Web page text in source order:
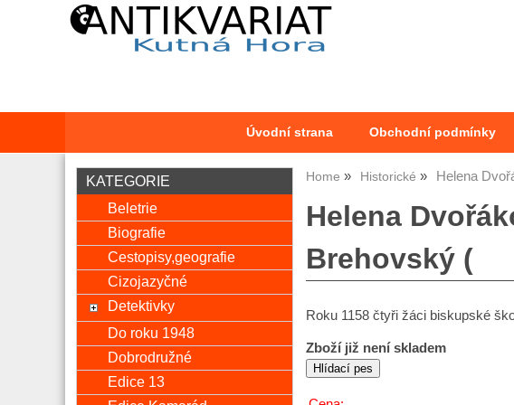
Úvodní strana Obchodní podmínky
Home Historické Helena
Helena
Brehovský (
Roku 1158 čtyři žáci biskupské
Zboží již není skladem
KATEGORIE
Beletrie
Biografie
Cestopisy,geografie
Cizojazyčné
Detektivky
Do roku 1948
Dobrodružné
Edice 13